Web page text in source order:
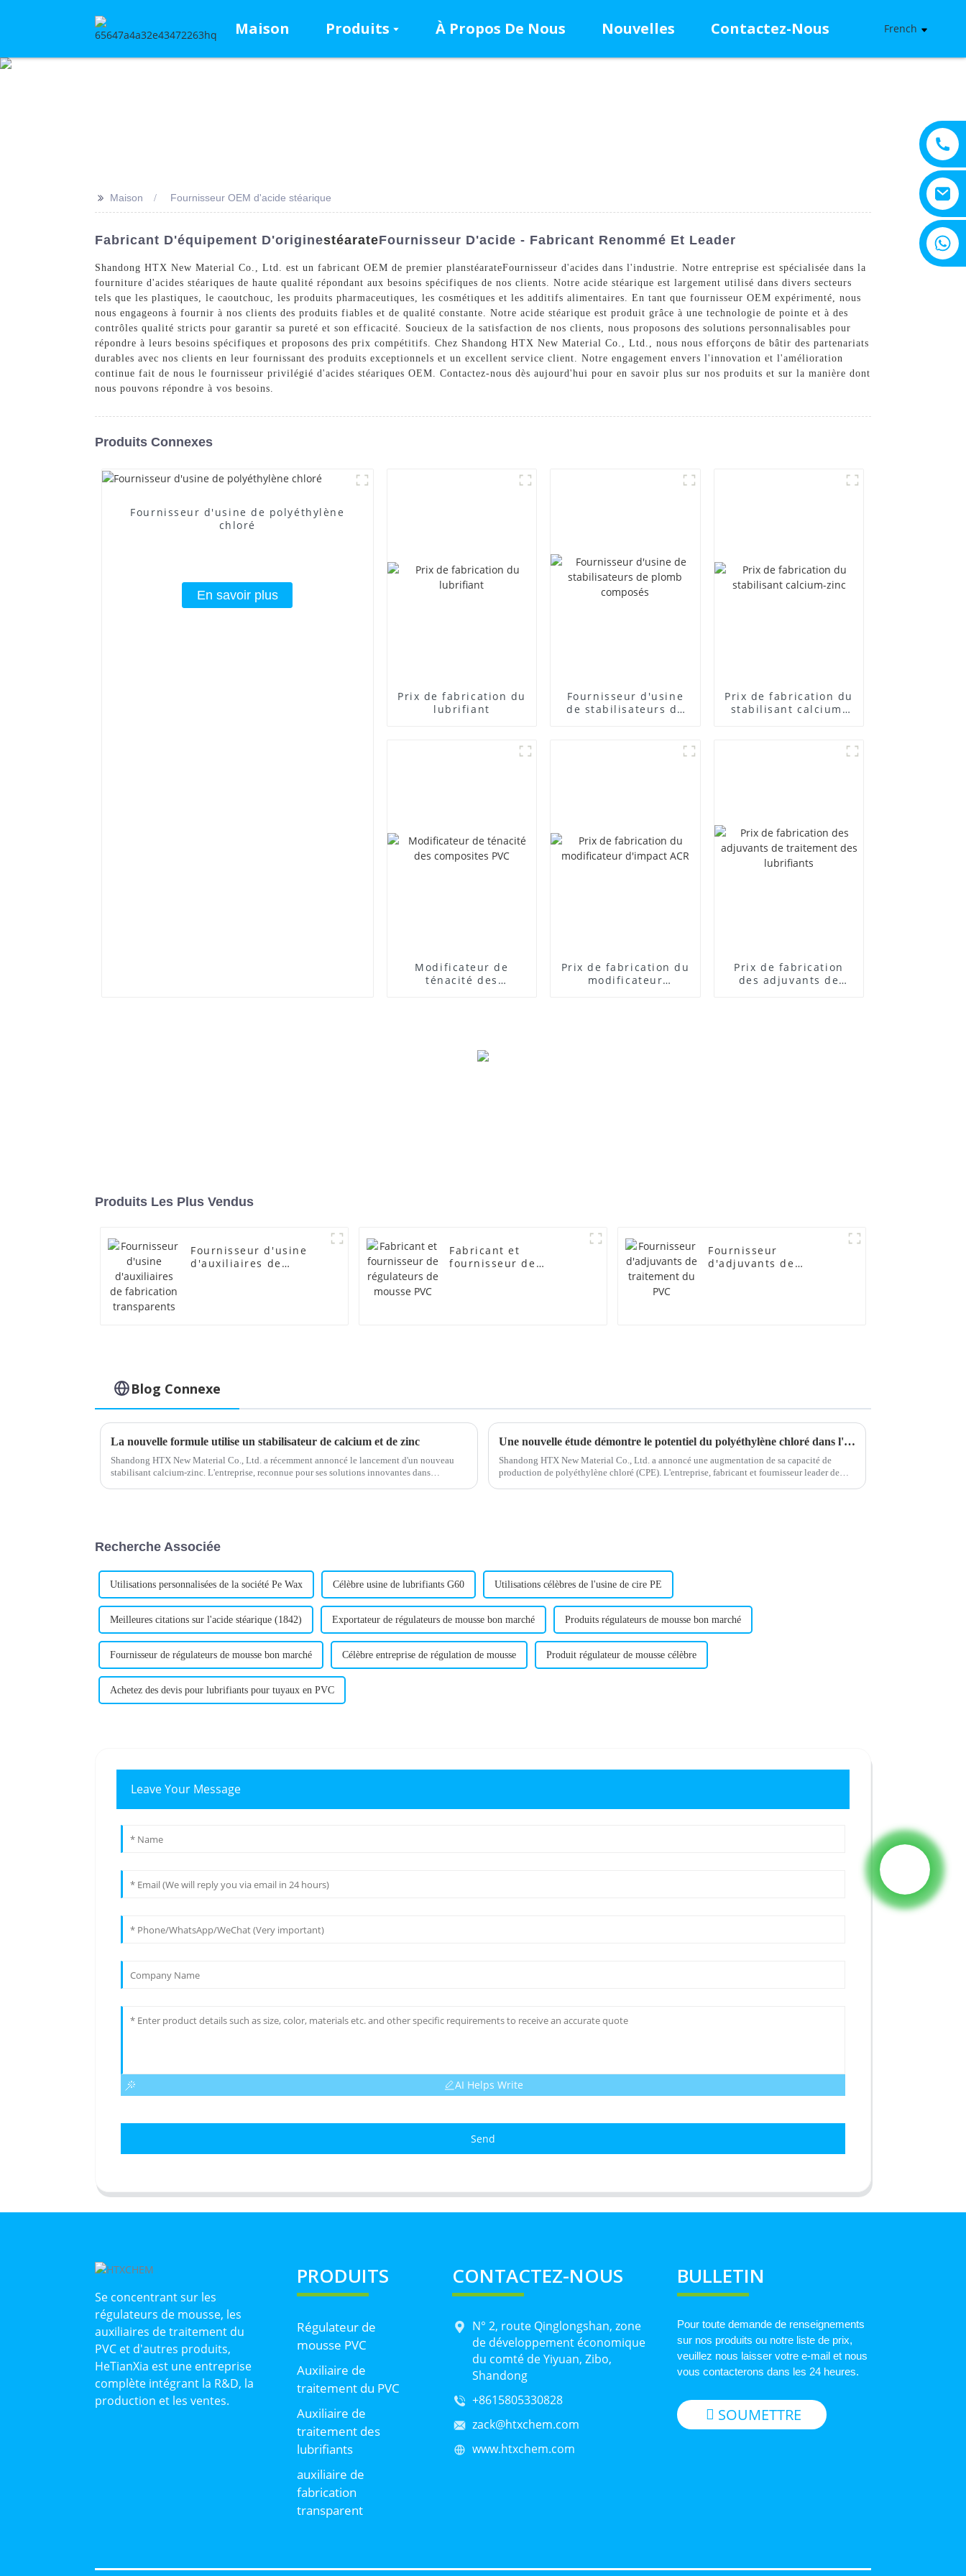
Maison Produits À Propos De Nous Nouvelles Contactez-Nous French
>> Maison Fournisseur OEM d'acide stéarique
Fabricant D'équipement D'origineStéarateFournisseur D'acide - Fabricant Renommé Et Leader
Shandong HTX New Material Co., Ltd. est un fabricant OEM de premier planstéarateFournisseur d'acides dans l'industrie. Notre entreprise est spécialisée dans la
fourniture d'acides stéariques de haute qualité répondant aux besoins spécifiques de nos clients. Notre acide stéarique est largement utilisé dans divers secteurs
tels que les plastiques, le caoutchouc, les produits pharmaceutiques, les cosmétiques et les additifs alimentaires. En tant que fournisseur OEM expérimenté, nous
nous engageons à fournir à nos clients des produits fiables et de qualité constante. Notre acide stéarique est produit grâce à une technologie de pointe et à des
contrôles qualité stricts pour garantir sa pureté et son efficacité. Soucieux de la satisfaction de nos clients, nous proposons des solutions personnalisables pour
répondre à leurs besoins spécifiques et proposons des prix compétitifs. Chez Shandong HTX New Material Co., Ltd., nous nous efforçons de bâtir des partenariats
durables avec nos clients en leur fournissant des produits exceptionnels et un excellent service client. Notre engagement envers l'innovation et l'amélioration
continue fait de nous le fournisseur privilégié d'acides stéariques OEM. Contactez-nous dès aujourd'hui pour en savoir plus sur nos produits et sur la manière dont
nous pouvons répondre à vos besoins.
Produits Connexes
Fournisseur d'usine de polyéthylène
chloré
En savoir plus
Prix ​​de fabrication du
lubrifiant
Fournisseur d'usine
de stabilisateurs de
Prix ​​de fabrication du
stabilisant calcium-
Modificateur de
ténacité des
Prix ​​de fabrication du
modificateur
Prix ​​de fabrication
des adjuvants de
Produits Les Plus Vendus
Fournisseur d'usine
d'auxiliaires de
Fabricant et
fournisseur de
Fournisseur
d'adjuvants de
Blog Connexe
La nouvelle formule utilise un stabilisateur de calcium et de zinc
Shandong HTX New Material Co., Ltd. a récemment annoncé le lancement d'un nouveau
stabilisant calcium-zinc. L'entreprise, reconnue pour ses solutions innovantes dans
Une nouvelle étude démontre le potentiel du polyéthylène chloré dans l'industrie du plastique
Shandong HTX New Material Co., Ltd. a annoncé une augmentation de sa capacité de
production de polyéthylène chloré (CPE). L'entreprise, fabricant et fournisseur leader de
Recherche Associée
Utilisations personnalisées de la société Pe Wax Célèbre usine de lubrifiants G60 Utilisations célèbres de l'usine de cire PE
Meilleures citations sur l'acide stéarique (1842) Exportateur de régulateurs de mousse bon marché Produits régulateurs de mousse bon marché
Fournisseur de régulateurs de mousse bon marché Célèbre entreprise de régulation de mousse Produit régulateur de mousse célèbre
Achetez des devis pour lubrifiants pour tuyaux en PVC
Leave Your Message
AI Helps Write
Send
Se concentrant sur les
régulateurs de mousse, les
auxiliaires de traitement du
PVC et d'autres produits,
HeTianXia est une entreprise
complète intégrant la R&D, la
production et les ventes.
PRODUITS
Régulateur de
mousse PVC
Auxiliaire de
traitement du PVC
Auxiliaire de
traitement des
lubrifiants
auxiliaire de
fabrication
transparent
CONTACTEZ-NOUS
N° 2, route Qinglongshan, zone
de développement économique
du comté de Yiyuan, Zibo,
Shandong
+8615805330828
zack@htxchem.com
www.htxchem.com
BULLETIN
Pour toute demande de renseignements
sur nos produits ou notre liste de prix,
veuillez nous laisser votre e-mail et nous
vous contacterons dans les 24 heures.
SOUMETTRE